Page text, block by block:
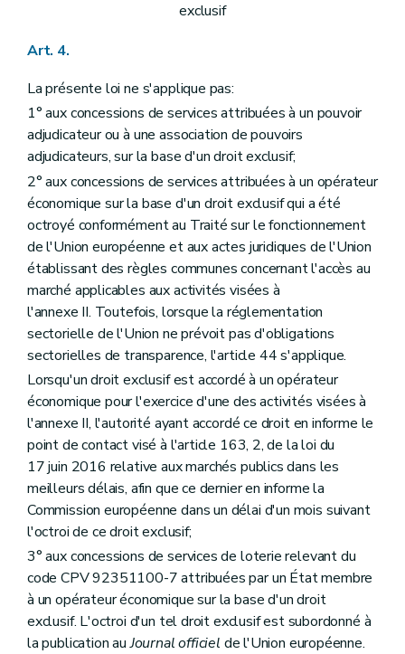
exclusif
Art. 4.
La présente loi ne s'applique pas:
1° aux concessions de services attribuées à un pouvoir
adjudicateur ou à une association de pouvoirs
adjudicateurs, sur la base d'un droit exclusif;
2° aux concessions de services attribuées à un opérateur
économique sur la base d'un droit exclusif qui a été
octroyé conformément au Traité sur le fonctionnement
de l'Union européenne et aux actes juridiques de l'Union
établissant des règles communes concernant l'accès au
marché applicables aux activités visées à
l'annexe II. Toutefois, lorsque la réglementation
sectorielle de l'Union ne prévoit pas d'obligations
sectorielles de transparence, l'article 44 s'applique.
Lorsqu'un droit exclusif est accordé à un opérateur
économique pour l'exercice d'une des activités visées à
l'annexe II, l'autorité ayant accordé ce droit en informe le
point de contact visé à l'article 163, 2, de la loi du
17 juin 2016 relative aux marchés publics dans les
meilleurs délais, afin que ce dernier en informe la
Commission européenne dans un délai d'un mois suivant
l'octroi de ce droit exclusif;
3° aux concessions de services de loterie relevant du
code CPV 92351100-7 attribuées par un État membre
à un opérateur économique sur la base d'un droit
exclusif. L'octroi d'un tel droit exclusif est subordonné à
la publication auJournal officiel de l'Union européenne.